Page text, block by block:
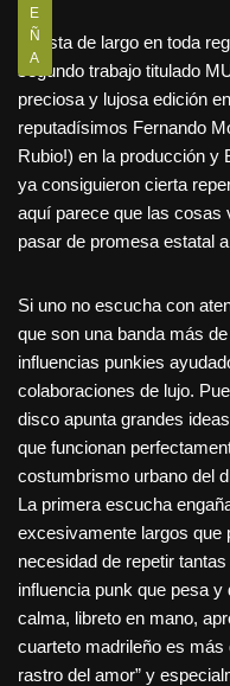
E
Ñ
A
Puesta de largo en toda
segundo trabajo titulado
preciosa y lujosa edición
reputadísimos Fernando
Rubio!) en la producción y
ya consiguieron cierta
aquí parece que las cosas
pasar de promesa estatal
Si uno no escucha con
que son una banda más
influencias punkies
colaboraciones de lujo.
disco apunta grandes
que funcionan
costumbrismo urbano del
La primera escucha
excesivamente largos que
necesidad de repetir
influencia punk que pesa
calma, libreto en mano,
cuarteto madrileño es más
rastro del amor” y